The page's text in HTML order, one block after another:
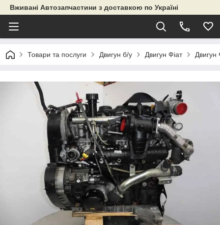
Вживані Автозапчастини з доставкою по Україні
Товари та послуги Двигун б/у Двигун Фіат Двигун